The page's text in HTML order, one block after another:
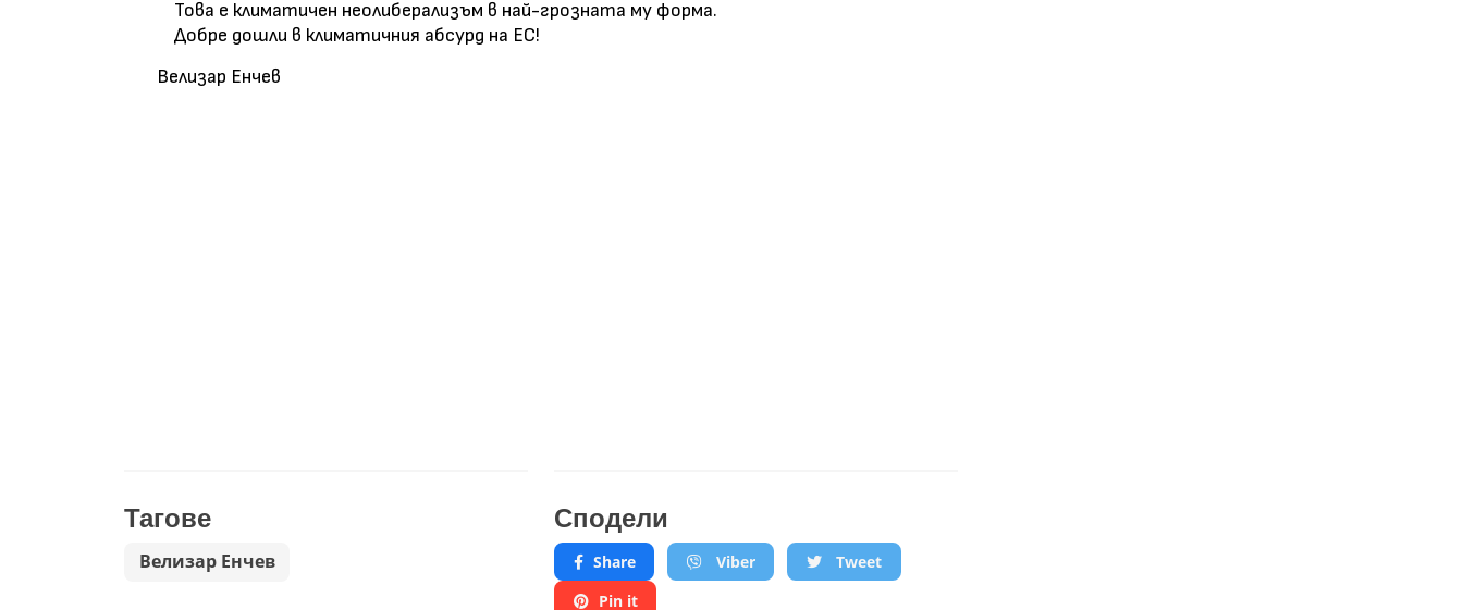
Това е климатичен неолиберализъм в най-грозната му форма.
Добре дошли в климатичния абсурд на ЕС!
Велизар Енчев
Тагове
Велизар Енчев
Сподели
Share Viber
Tweet
Pin it